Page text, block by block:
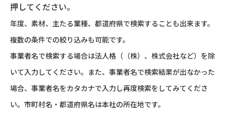
押してください。
年度、素材、主たる業種、都道府県で検索することも出来ます。
複数の条件での絞り込みも可能です。
事業者名で検索する場合は法人格（（株）、株式会社など）を除
いて入力してください。また、事業者名で検索結果が出なかった
場合、事業者名をカタカナで入力し再度検索をしてみてくださ
い。市町村名・都道府県名は本社の所在地です。